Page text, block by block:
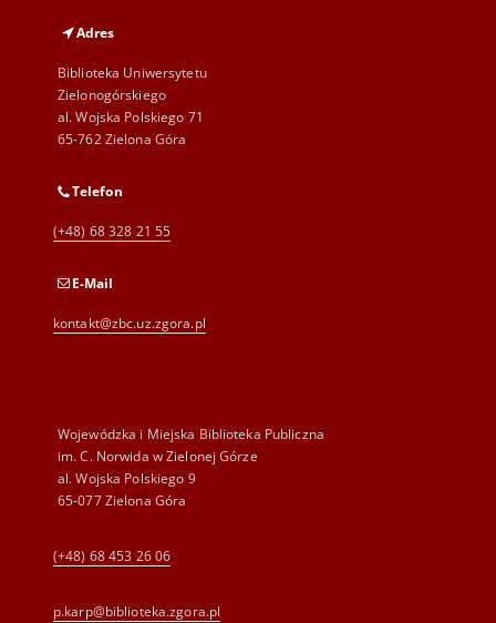
Adres
Biblioteka Uniwersytetu
Zielonogórskiego
al. Wojska Polskiego 71
65-762 Zielona Góra
Telefon
(+48) 68 328 21 55
E-Mail
kontakt@zbc.uz.zgora.pl
Wojewódzka i Miejska Biblioteka Publiczna
im. C. Norwida w Zielonej Górze
al. Wojska Polskiego 9
65-077 Zielona Góra
(+48) 68 453 26 06
p.karp@biblioteka.zgora.pl